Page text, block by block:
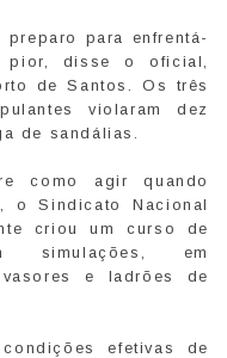
preparo para enfrentá-
pior, disse o oficial,
de Santos. Os três
violaram dez
de sandálias.
como agir quando
o Sindicato Nacional
criou um curso de
simulações, em
e ladrões de
efetivas de